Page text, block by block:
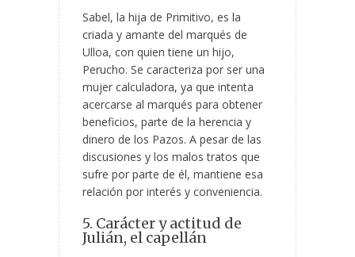
Sabel, la hija de Primitivo, es la
criada y amante del marqués de
Ulloa, con quien tiene un hijo,
Perucho. Se caracteriza por ser una
mujer calculadora, ya que intenta
acercarse al marqués para obtener
beneficios, parte de la herencia y
dinero de los Pazos. A pesar de las
discusiones y los malos tratos que
sufre por parte de él, mantiene esa
relación por interés y conveniencia.
5. Carácter y actitud de
Julián, el capellán